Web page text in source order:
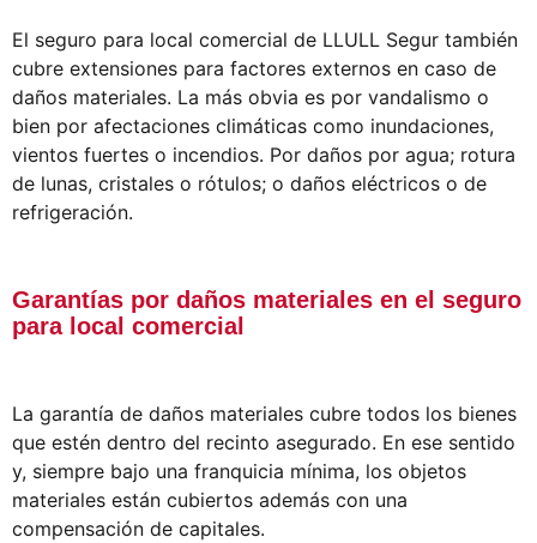
El seguro para local comercial de LLULL Segur también
cubre extensiones para factores externos en caso de
daños materiales. La más obvia es por vandalismo o
bien por afectaciones climáticas como inundaciones,
vientos fuertes o incendios. Por daños por agua; rotura
de lunas, cristales o rótulos; o daños eléctricos o de
refrigeración.
Garantías por daños materiales en el seguro
para local comercial
La garantía de daños materiales cubre todos los bienes
que estén dentro del recinto asegurado. En ese sentido
y, siempre bajo una franquicia mínima, los objetos
materiales están cubiertos además con una
compensación de capitales.